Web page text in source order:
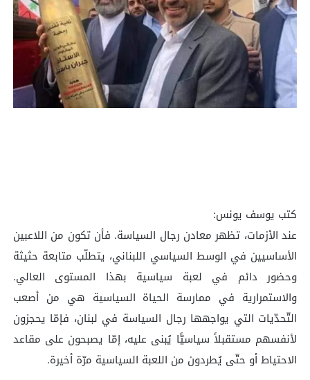
كتب يوسف يونس:
عند الأزمات، تظهر معادن رجال السياسة. فأن تكون من اللاعبين
الأساسيين في الوسط السياسي اللبناني، يتطلّب متابعة حثيثة
وحضور دائم في لعبة سياسية بهذا المستوى العالي.
والاستمرارية في ممارسة الحياة السياسية هي من أصعب
التّحدّيات التي يواجهها رجال السياسة في لبنان، فإمّا يحجزون
لأنفسهم مستقبلاً سياسيًّا يُبنى عليه، إمّا يصبحون على مقاعد
الاحتياط أو حتّى يُطردون من اللعبة السياسية مرّة أخيرة.